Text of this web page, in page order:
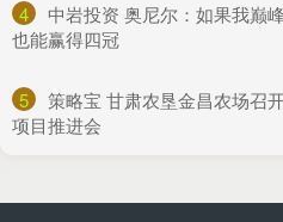
4
中岩投资 奥尼尔：如果我巅
也能赢得四冠
5
策略宝 甘肃农垦金昌农场召
项目推进会